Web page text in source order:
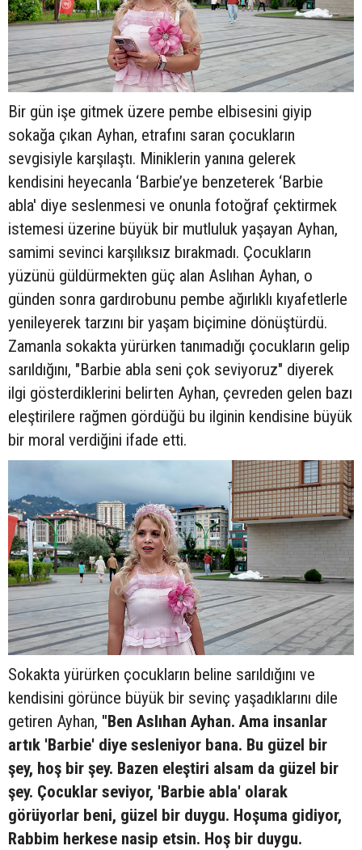
Bir gün işe gitmek üzere pembe elbisesini giyip
sokağa çıkan Ayhan, etrafını saran çocukların
sevgisiyle karşılaştı. Miniklerin yanına gelerek
kendisini heyecanla ‘Barbie’ye benzeterek ‘Barbie
abla' diye seslenmesi ve onunla fotoğraf çektirmek
istemesi üzerine büyük bir mutluluk yaşayan Ayhan,
samimi sevinci karşılıksız bırakmadı. Çocukların
yüzünü güldürmekten güç alan Aslıhan Ayhan, o
günden sonra gardırobunu pembe ağırlıklı kıyafetlerle
yenileyerek tarzını bir yaşam biçimine dönüştürdü.
Zamanla sokakta yürürken tanımadığı çocukların gelip
sarıldığını, "Barbie abla seni çok seviyoruz" diyerek
ilgi gösterdiklerini belirten Ayhan, çevreden gelen bazı
eleştirilere rağmen gördüğü bu ilginin kendisine büyük
bir moral verdiğini ifade etti.
Sokakta yürürken çocukların beline sarıldığını ve
kendisini görünce büyük bir sevinç yaşadıklarını dile
getiren Ayhan, "Ben Aslıhan Ayhan. Ama insanlar
artık 'Barbie' diye sesleniyor bana. Bu güzel bir
şey, hoş bir şey. Bazen eleştiri alsam da güzel bir
şey. Çocuklar seviyor, 'Barbie abla' olarak
görüyorlar beni, güzel bir duygu. Hoşuma gidiyor,
Rabbim herkese nasip etsin. Hoş bir duygu.